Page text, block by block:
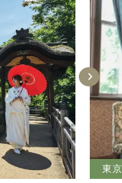
東京